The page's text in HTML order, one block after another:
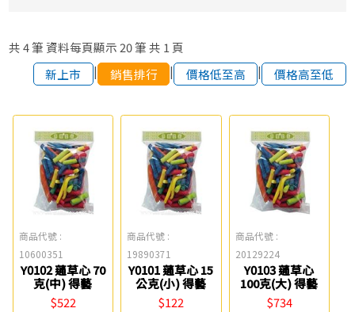
共 4筆 資料每頁顯示 20筆 共 1頁
新上市
| 銷售排行 | 價格低至高 | 價格高至低
商品代號 :
10600351
Y0102 蓪草心 70
克(中) 得藝
$522
商品代號 :
19890371
Y0101 蓪草心 15
公克(小) 得藝
$122
商品代號 :
20129224
Y0103 蓪草心
100克(大) 得藝
$734